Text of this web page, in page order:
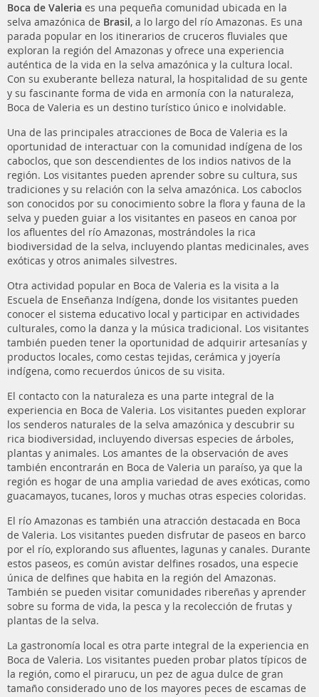
Boca de Valeria es una pequeña comunidad ubicada en la
selva amazónica de Brasil, a lo largo del río Amazonas. Es una
parada popular en los itinerarios de cruceros fluviales que
exploran la región del Amazonas y ofrece una experiencia
auténtica de la vida en la selva amazónica y la cultura local.
Con su exuberante belleza natural, la hospitalidad de su gente
y su fascinante forma de vida en armonía con la naturaleza,
Boca de Valeria es un destino turístico único e inolvidable.
Una de las principales atracciones de Boca de Valeria es la
oportunidad de interactuar con la comunidad indígena de los
caboclos, que son descendientes de los indios nativos de la
región. Los visitantes pueden aprender sobre su cultura, sus
tradiciones y su relación con la selva amazónica. Los caboclos
son conocidos por su conocimiento sobre la flora y fauna de la
selva y pueden guiar a los visitantes en paseos en canoa por
los afluentes del río Amazonas, mostrándoles la rica
biodiversidad de la selva, incluyendo plantas medicinales, aves
exóticas y otros animales silvestres.
Otra actividad popular en Boca de Valeria es la visita a la
Escuela de Enseñanza Indígena, donde los visitantes pueden
conocer el sistema educativo local y participar en actividades
culturales, como la danza y la música tradicional. Los visitantes
también pueden tener la oportunidad de adquirir artesanías y
productos locales, como cestas tejidas, cerámica y joyería
indígena, como recuerdos únicos de su visita.
El contacto con la naturaleza es una parte integral de la
experiencia en Boca de Valeria. Los visitantes pueden explorar
los senderos naturales de la selva amazónica y descubrir su
rica biodiversidad, incluyendo diversas especies de árboles,
plantas y animales. Los amantes de la observación de aves
también encontrarán en Boca de Valeria un paraíso, ya que la
región es hogar de una amplia variedad de aves exóticas, como
guacamayos, tucanes, loros y muchas otras especies coloridas.
El río Amazonas es también una atracción destacada en Boca
de Valeria. Los visitantes pueden disfrutar de paseos en barco
por el río, explorando sus afluentes, lagunas y canales. Durante
estos paseos, es común avistar delfines rosados, una especie
única de delfines que habita en la región del Amazonas.
También se pueden visitar comunidades ribereñas y aprender
sobre su forma de vida, la pesca y la recolección de frutas y
plantas de la selva.
La gastronomía local es otra parte integral de la experiencia en
Boca de Valeria. Los visitantes pueden probar platos típicos de
la región, como el pirarucu, un pez de agua dulce de gran
tamaño considerado uno de los mayores peces de escamas de